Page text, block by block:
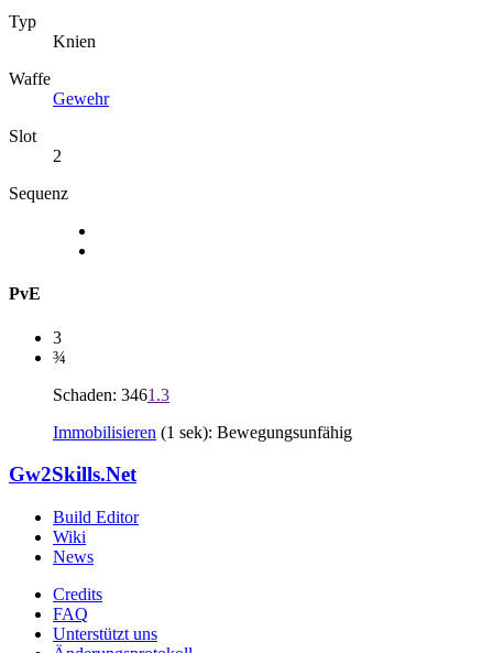
Typ
Knien
Waffe
Gewehr
Slot
2
Sequenz
PvE
3
¾
Schaden: 3461.3
Immobilisieren (1 sek): Bewegungsunfähig
Gw2Skills.Net
Build Editor
Wiki
News
Credits
FAQ
Unterstützt uns